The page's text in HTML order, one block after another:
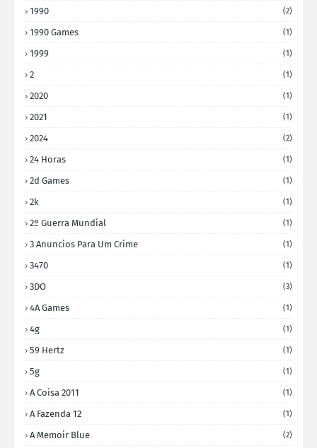
1990 (2)
1990 Games (1)
1999 (1)
2 (1)
2020 (1)
2021 (1)
2024 (2)
24 Horas (1)
2d Games (1)
2k (1)
2º Guerra Mundial (1)
3 Anuncios Para Um Crime (1)
3470 (1)
3DO (3)
4A Games (1)
4g (1)
59 Hertz (1)
5g (1)
A Coisa 2011 (1)
A Fazenda 12 (1)
A Memoir Blue (2)